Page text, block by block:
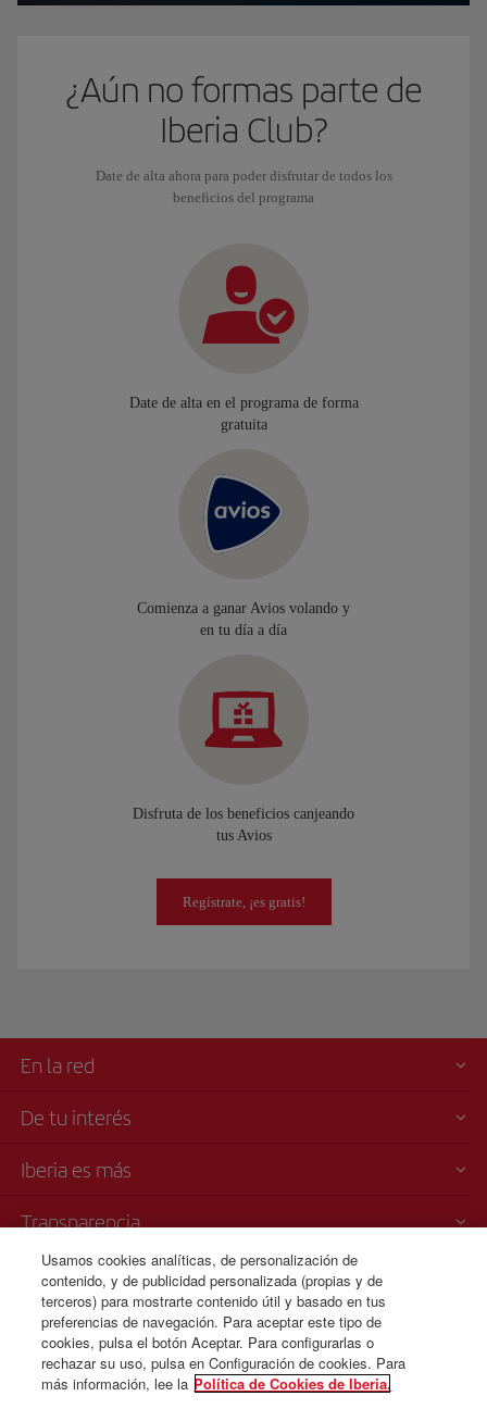
¿Aún no formas parte de
Iberia Club?
Date de alta ahora para poder disfrutar de todos los
beneficios del programa
Date de alta en el programa de forma
gratuita
Comienza a ganar Avios volando y
en tu día a día
Disfruta de los beneficios canjeando
tus Avios
Regístrate, ¡es gratis!
En la red
De tu interés
Iberia es más
Transparencia
Venta telefónica
+33 0 170 911 465
Lunes a domingo 09:00 - 20:00 horas (francés). Lunes a domingo
00:00 - 24:00 horas (español e inglés).
Usamos cookies analíticas, de personalización de
contenido, y de publicidad personalizada (propias y de
terceros) para mostrarte contenido útil y basado en tus
preferencias de navegación. Para aceptar este tipo de
cookies, pulsa el botón Aceptar. Para configurarlas o
rechazar su uso, pulsa en Configuración de cookies. Para
más información, lee la Política de Cookies de Iberia.